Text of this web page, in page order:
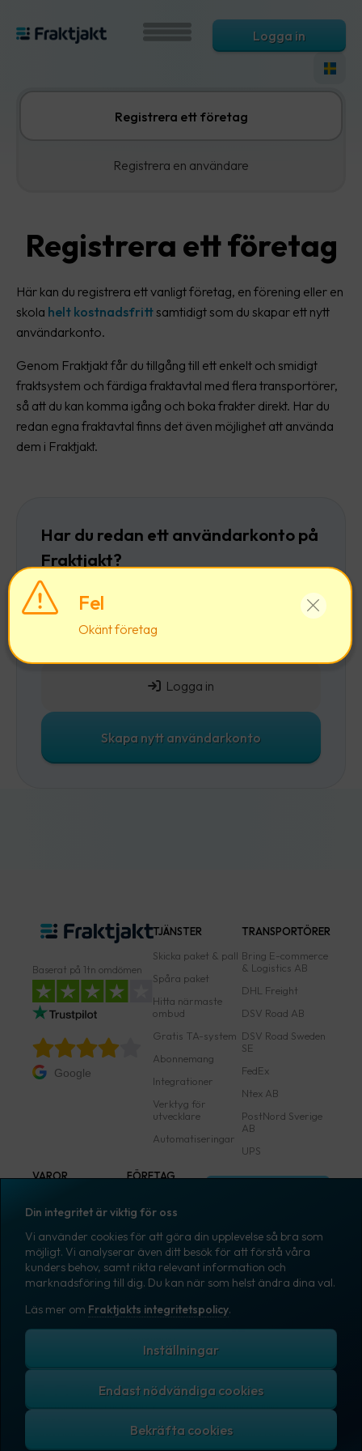
Logga in
Fel
Okänt företag
Registrera ett företag
Registrera en användare
Registrera ett företag
Här kan du registrera ett vanligt företag, en förening eller en
skola helt kostnadsfrittsamtidigt som du skapar ett nytt
användarkonto.
Genom Fraktjakt får du tillgång till ett enkelt och smidigt
fraktsystem och färdiga fraktavtal med flera transportörer,
så att du kan komma igång och boka frakter direkt. Har du
redan egna fraktavtal finns det även möjlighet att använda
dem i Fraktjakt.
Har du redan ett användarkonto på
Fraktjakt?
Då rekommenderar vi att du först
och
sedan lägger till ett företag till ditt befintliga
användarkonto.
Logga in
Skapa nytt användarkonto
Baserat på 1tn omdömen
Google
TJÄNSTER
Skicka paket & pall
Spåra paket
Hitta närmaste
ombud
Gratis TA-system
Abonnemang
Integrationer
Verktyg för
utvecklare
Automatiseringar
TRANSPORTÖRER
Bring E-commerce
& Logistics AB
DHL Freight
DSV Road AB
DSV Road Sweden
SE
FedEx
Ntex AB
PostNord Sverige
AB
UPS
VAROR
Märkning
Emballage
Emballagetillbehör
Kontorsvaror
FÖRETAG
Pressrum
Medarbetare
Jobb & karriär
Nyhetsarkiv
Blogg
Skapa konto
Copyright © 2007 – 2026 Fraktjakt AB. All rights reserved.
Din integritet är viktig för oss
Vi använder cookies för att göra din upplevelse så bra som
möjligt. Vi analyserar även ditt besök för att förstå våra
kunders behov, samt rikta relevant information och
marknadsföring till dig. Du kan när som helst ändra dina val.
Läs mer om Fraktjakts integritetspolicy.
Inställningar
Endast nödvändiga cookies